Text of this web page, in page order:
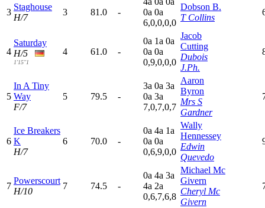
3
Staghouse
H/7
3 81.0 -
0a 0a
6,0,0,0,0
Dobson B.
T Collins
4
Saturday
H/5
1'15"1
4 61.0 -
0a 1a 0a
0a 0a
0,9,0,0,0
Jacob
Cutting
Dubois
J.Ph.
5
In A Tiny
Way
F/7
5 79.5 -
3a 0a 3a
0a 3a
7,0,7,0,7
Aaron
Byron
Mrs S
Gardner
6
Ice Breakers
K
H/7
6 70.0 -
0a 4a 1a
0a 0a
0,6,9,0,0
Wally
Hennessey
Edwin
Quevedo
7
Powerscourt
H/10
7 74.5 -
0a 4a 3a
4a 2a
0,6,7,6,8
Michael Mc
Givern
Cheryl Mc
Givern